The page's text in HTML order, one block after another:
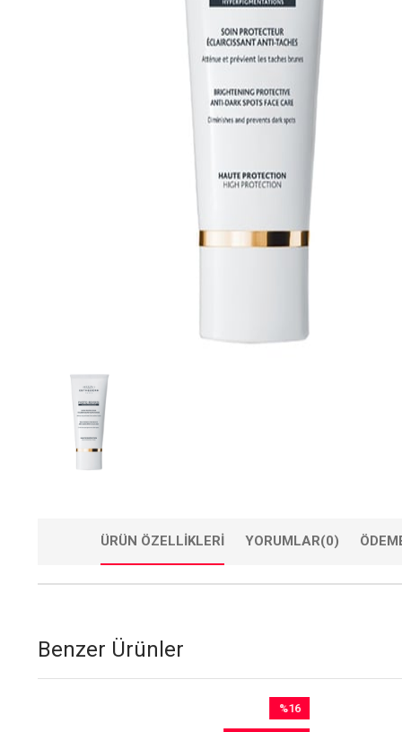
ÜRÜN ÖZELLIKLERI YORUMLAR(0)
Benzer Ürünler
%16